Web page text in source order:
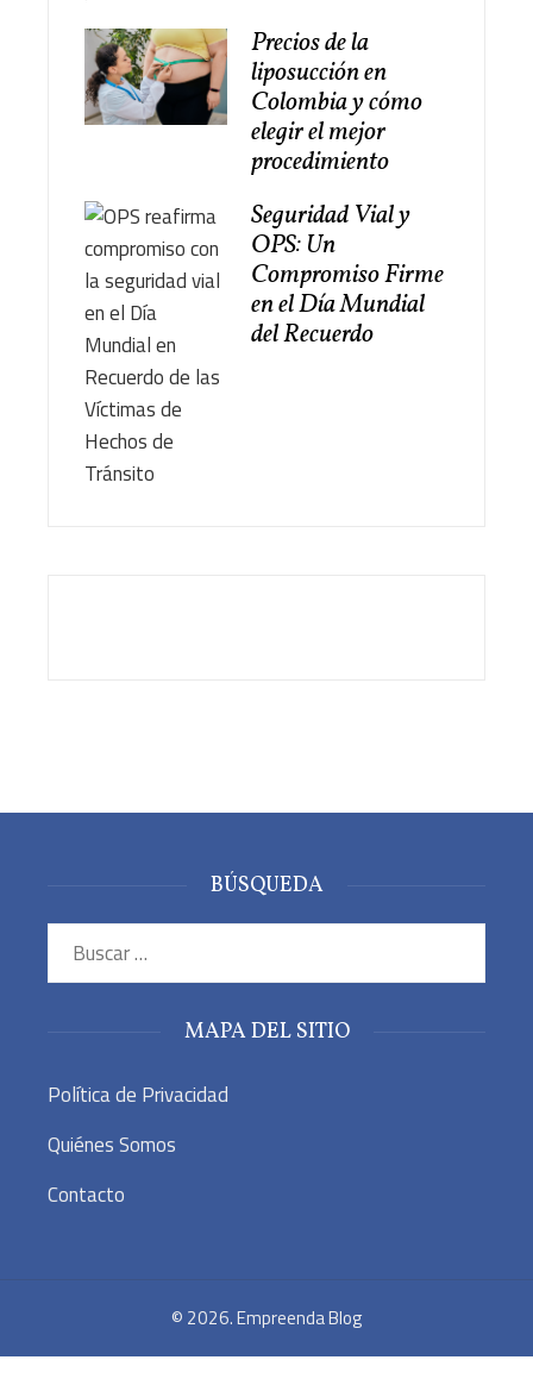
Precios de la
liposucción en
Colombia y cómo
elegir el mejor
procedimiento
Seguridad Vial y
OPS: Un
Compromiso Firme
en el Día Mundial
del Recuerdo
BÚSQUEDA
Buscar:
MAPA DEL SITIO
Política de Privacidad
Quiénes Somos
Contacto
© 2026. Empreenda Blog